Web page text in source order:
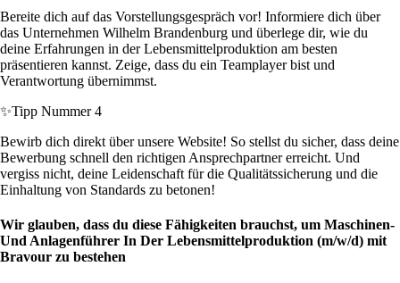
Bereite dich auf das Vorstellungsgespräch vor! Informiere dich über
das Unternehmen Wilhelm Brandenburg und überlege dir, wie du
deine Erfahrungen in der Lebensmittelproduktion am besten
präsentieren kannst. Zeige, dass du ein Teamplayer bist und
Verantwortung übernimmst.
✨Tipp Nummer 4
Bewirb dich direkt über unsere Website! So stellst du sicher, dass deine
Bewerbung schnell den richtigen Ansprechpartner erreicht. Und
vergiss nicht, deine Leidenschaft für die Qualitätssicherung und die
Einhaltung von Standards zu betonen!
Wir glauben, dass du diese Fähigkeiten brauchst, um Maschinen-
Und Anlagenführer In Der Lebensmittelproduktion (m/w/d) mit
Bravour zu bestehen